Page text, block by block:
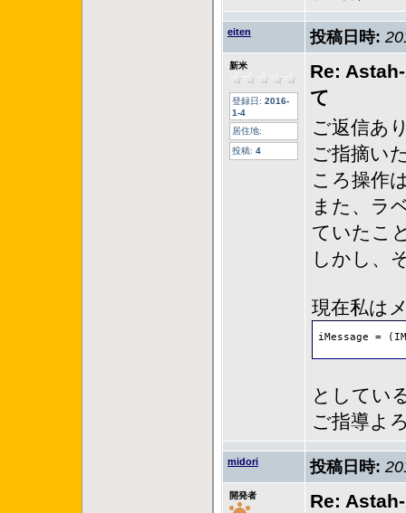
eiten 投稿日時:
新米
登録日: 2016-
1-4
居住地:
投稿: 4
Re:
て
ご返信あ
ご指摘い
ころ操作
また、ラ
ていたこ
しかし、
現在私は
iMessage =
としてい
ご指導よ
midori 投稿日時:
開発者
Re: